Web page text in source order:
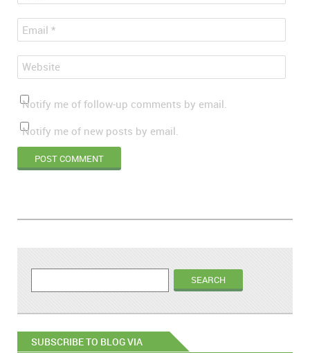
Email *
Website
Notify me of follow-up comments by email.
Notify me of new posts by email.
SUBSCRIBE TO BLOG VIA